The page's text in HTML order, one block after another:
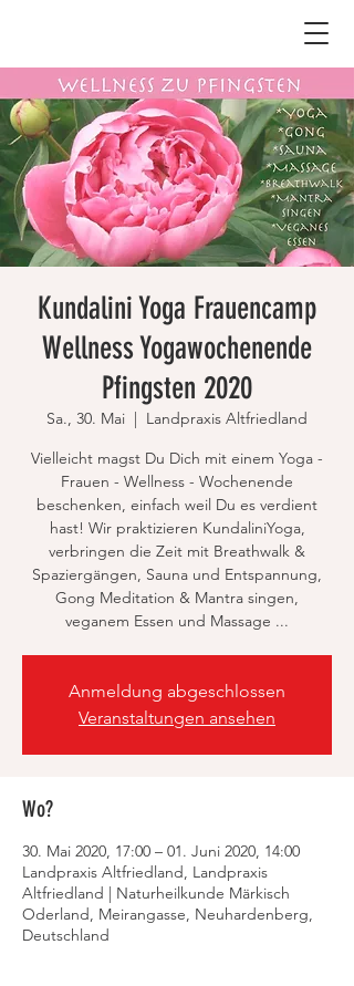
Kundalini Yoga Frauencamp
Wellness Yogawochenende
Pfingsten 2020
Sa., 30. Mai
  |
Landpraxis Altfriedland
Vielleicht magst Du Dich mit einem Yoga -
Frauen - Wellness - Wochenende
beschenken, einfach weil Du es verdient
hast! Wir praktizieren KundaliniYoga,
verbringen die Zeit mit Breathwalk &
Spaziergängen, Sauna und Entspannung,
Gong Meditation & Mantra singen,
veganem Essen und Massage ...
Anmeldung abgeschlossen
Veranstaltungen ansehen
Wo?
30. Mai 2020, 17:00 – 01. Juni 2020, 14:00
Landpraxis Altfriedland, Landpraxis
Altfriedland | Naturheilkunde Märkisch
Oderland, Meirangasse, Neuhardenberg,
Deutschland